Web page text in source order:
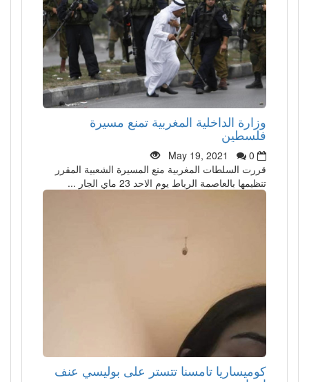
وزارة الداخلية المغربية تمنع مسيرة
فلسطين
May 19, 2021
0
قررت السلطات المغربية منع المسيرة الشعبية المقرر
تنظيمها بالعاصمة الرباط يوم الاحد 23 ماي الجار ...
كوميساريا تامسنا تتستر على بوليسي عنف